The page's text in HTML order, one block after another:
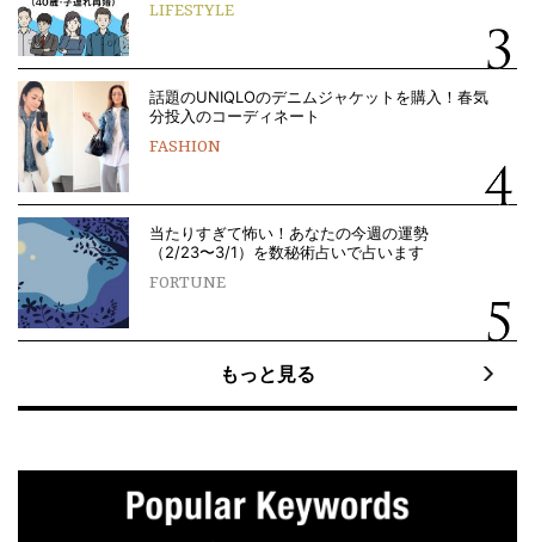
LIFESTYLE
話題のUNIQLOのデニムジャケットを購入！春気
分投入のコーディネート
FASHION
当たりすぎて怖い！あなたの今週の運勢
（2/23〜3/1）を数秘術占いで占います
FORTUNE
もっと見る